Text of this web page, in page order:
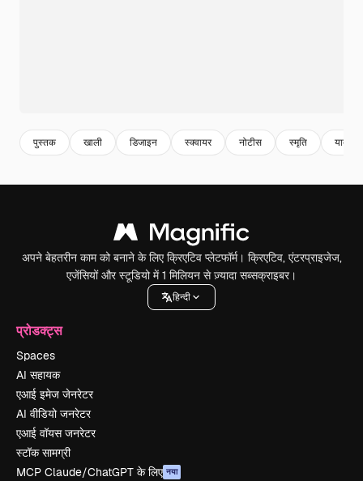
पुस्तक खाली डिजाइन स्क्वायर नोटीस स्मृति याद रखें
अपने बेहतरीन काम को बनाने के लिए क्रिएटिव प्लेटफॉर्म। क्रिएटिव, एंटरप्राइजेज,
एजेंसियों और स्टूडियो में 1 मिलियन से ज़्यादा सब्सक्राइबर।
हिन्दी
प्रोडक्ट्स
Spaces
AI सहायक
एआई इमेज जेनरेटर
AI वीडियो जनरेटर
एआई वॉयस जनरेटर
स्टॉक सामग्री
MCP Claude/ChatGPT के लिए नया